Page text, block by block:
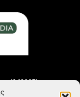
(242225)